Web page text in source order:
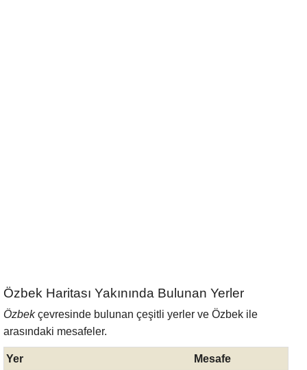
Özbek Haritası Yakınında Bulunan Yerler
Özbekçevresinde bulunan çeşitli yerler ve Özbek ile
arasındaki mesafeler.
Yer
Mesafe